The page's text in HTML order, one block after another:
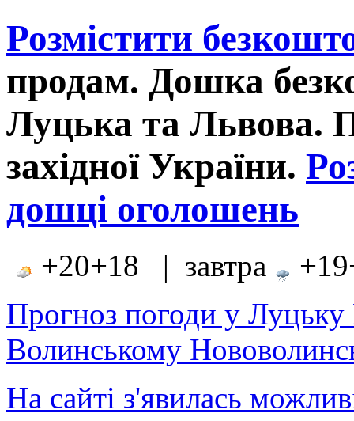
Розмістити
продам. Дошка
Луцька та Львова.
західної України.
дошці оголошень
+20+18 | завтра
Прогноз погоди у
Волинському
На сайті з'явилась